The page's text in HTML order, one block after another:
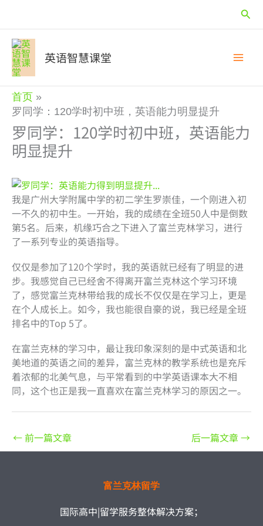
内
搜
索
英语智慧课堂
首页
罗同学：120学时初中班，英语能力明显提升
罗同学：120学时初中班，英语能力
明显提升
我是广州大学附属中学的初二学生罗崇佳，一个刚进入初
一不久的初中生。一开始，我的成绩在全班50人中是倒数
第5名。后来，机缘巧合之下进入了富兰克林学习，进行
了一系列专业的英语指导。
仅仅是参加了120个学时，我的英语就已经有了明显的进
步。我感觉自己已经舍不得离开富兰克林这个学习环境
了，感觉富兰克林带给我的成长不仅仅是在学习上，更是
在个人成长上。如今，我也能很自豪的说，我已经是全班
排名中的Top 5了。
在富兰克林的学习中，最让我印象深刻的是中式英语和北
美地道的英语之间的差异，富兰克林的教学系统也是充斥
着浓郁的北美气息，与平常看到的中学英语课本大不相
同，这个也正是我一直喜欢在富兰克林学习的原因之一。
←前一篇文章 后一篇文章→
富兰克林留学
国际高中|留学服务整体解决方案；